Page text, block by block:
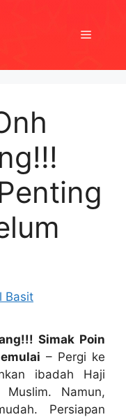
Menu
Basit
Simak Poin
– Pergi ke
ibadah Haji
Namun,
Persiapan